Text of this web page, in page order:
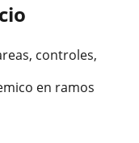
controles,
en ramos